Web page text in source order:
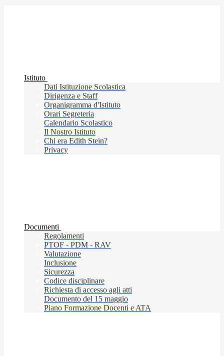
Istituto
Dati Istituzione Scolastica
Dirigenza e Staff
Organigramma d'Istituto
Orari Segreteria
Calendario Scolastico
Il Nostro Istituto
Chi era Edith Stein?
Privacy
Documenti
Regolamenti
PTOF - PDM - RAV
Valutazione
Inclusione
Sicurezza
Codice disciplinare
Richiesta di accesso agli atti
Documento del 15 maggio
Piano Formazione Docenti e ATA